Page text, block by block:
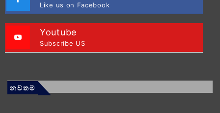
Like us on Facebook
Youtube
Subscribe US
නවතම